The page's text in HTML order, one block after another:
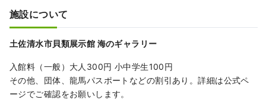
施設について
土佐清水市貝類展示館 海のギャラリー
入館料（一般）大人300円 小中学生100円
その他、団体、龍馬パスポートなどの割引あり。詳細は公式ペ
ージでご確認をお願いします。